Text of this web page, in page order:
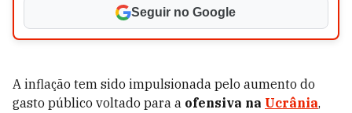
Seguir no Google
A inflação tem sido impulsionada pelo aumento do
gasto público voltado para a ofensiva na Ucrânia,